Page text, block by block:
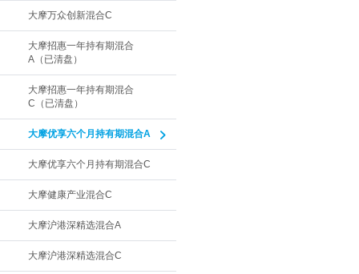
大摩万众创新混合C
大摩招惠一年持有期混合
A（已清盘）
大摩招惠一年持有期混合
C（已清盘）
大摩优享六个月持有期混合A
大摩优享六个月持有期混合C
大摩健康产业混合C
大摩沪港深精选混合A
大摩沪港深精选混合C